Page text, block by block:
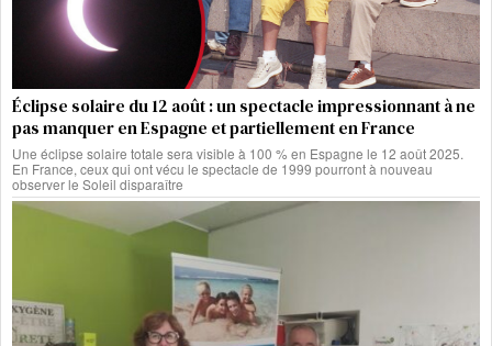
Éclipse solaire du 12 août : un spectacle impressionnant à ne
pas manquer en Espagne et partiellement en France
Une éclipse solaire totale sera visible à 100 % en Espagne le 12 août 2025.
En France, ceux qui ont vécu le spectacle de 1999 pourront à nouveau
observer le Soleil disparaître